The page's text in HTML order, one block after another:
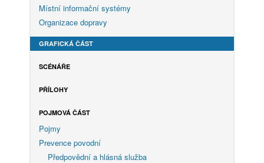
Místní informační systémy
Organizace dopravy
GRAFICKÁ ČÁST
SCÉNÁŘE
PŘÍLOHY
POJMOVÁ ČÁST
Pojmy
Prevence povodní
Předpovědní a hlásná služba